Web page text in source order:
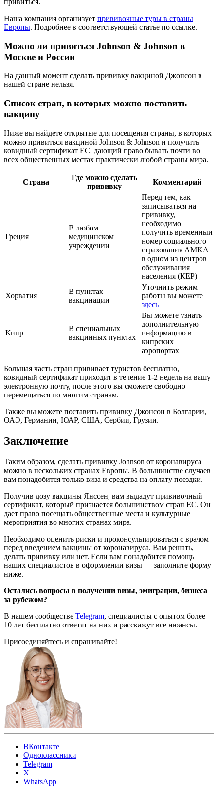
привиться.
Наша компания организует прививочные туры в страны
Европы. Подробнее в соответствующей статье по ссылке.
Можно ли привиться Johnson & Johnson в
Москве и России
На данный момент сделать прививку вакциной Джонсон в
нашей стране нельзя.
Список стран, в которых можно поставить
вакцину
Ниже вы найдете открытые для посещения страны, в которых
можно привиться вакциной Johnson & Johnson и получить
ковидный сертификат ЕС, дающий право бывать почти во
всех общественных местах практически любой страны мира.
Страна
Где можно сделать
прививку
Комментарий
Греция
В любом
медицинском
учреждении
Перед тем, как
записываться на
прививку,
необходимо
получить временный
номер социального
страхования AMKA
в одном из центров
обслуживания
населения (КЕР)
Хорватия
В пунктах
вакцинации
Уточнить режим
работы вы можете
здесь
Кипр
В специальных
вакцинных пунктах
Вы можете узнать
дополнительную
информацию в
кипрских
аэропортах
Большая часть стран прививает туристов бесплатно,
ковидный сертификат приходит в течение 1-2 недель на вашу
электронную почту, после этого вы сможете свободно
перемещаться по многим странам.
Также вы можете поставить прививку Джонсон в Болгарии,
ОАЭ, Германии, ЮАР, США, Сербии, Грузии.
Заключение
Таким образом, сделать прививку Johnson от коронавируса
можно в нескольких странах Европы. В большинстве случаев
вам понадобится только виза и средства на оплату поездки.
Получив дозу вакцины Янссен, вам выдадут прививочный
сертификат, который признается большинством стран ЕС. Он
дает право посещать общественные места и культурные
мероприятия во многих странах мира.
Необходимо оценить риски и проконсультироваться с врачом
перед введением вакцины от коронавируса. Вам решать,
делать прививку или нет. Если вам понадобится помощь
наших специалистов в оформлении визы — заполните форму
ниже.
Остались вопросы в получении визы, эмиграции, бизнеса
за рубежом?
В нашем сообществе Telegram, специалисты с опытом более
10 лет бесплатно ответят на них и расскажут все нюансы.
Присоединяйтесь и спрашивайте!
ВКонтакте
Одноклассники
Telegram
X
WhatsApp